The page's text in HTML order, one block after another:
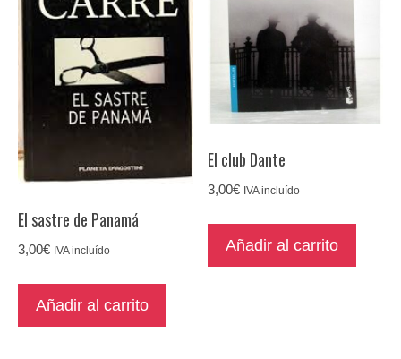
El sastre de Panamá
3,00€ IVA incluído
Añadir al carrito
El club Dante
3,00€ IVA incluído
Añadir al carrito